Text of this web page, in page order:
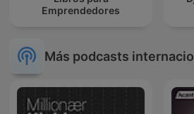
Emprendedores
Más podcasts